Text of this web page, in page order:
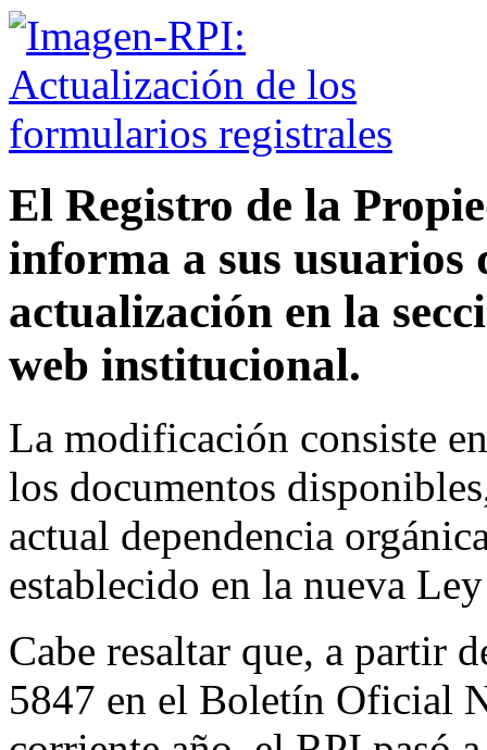
El Registro de la
informa a sus usuarios
actualización en la
web institucional.
La modificación consiste
los documentos
actual dependencia
establecido en la nueva
Cabe resaltar que, a partir
5847 en el Boletín Oficial